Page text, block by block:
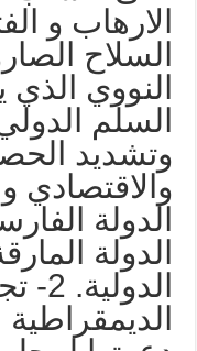
و
الذي
الدولي
و